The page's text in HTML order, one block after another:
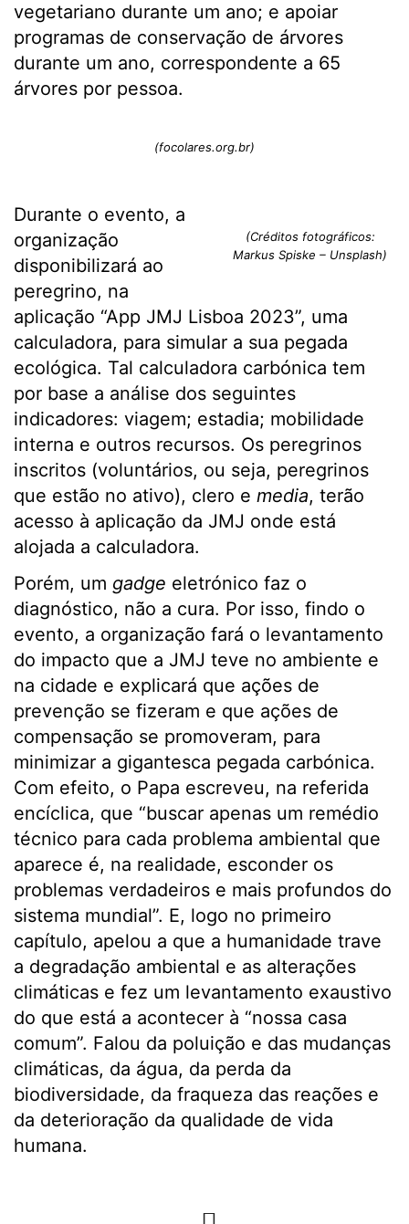
vegetariano durante um ano; e apoiar
programas de conservação de árvores
durante um ano, correspondente a 65
árvores por pessoa.
(focolares.org.br)
(Créditos fotográficos:
Markus Spiske – Unsplash)
Durante o evento, a
organização
disponibilizará ao
peregrino, na
aplicação “App JMJ Lisboa 2023”, uma
calculadora, para simular a sua pegada
ecológica. Tal calculadora carbónica tem
por base a análise dos seguintes
indicadores: viagem; estadia; mobilidade
interna e outros recursos. Os peregrinos
inscritos (voluntários, ou seja, peregrinos
que estão no ativo), clero e media, terão
acesso à aplicação da JMJ onde está
alojada a calculadora.
Porém, um gadge eletrónico faz o
diagnóstico, não a cura. Por isso, findo o
evento, a organização fará o levantamento
do impacto que a JMJ teve no ambiente e
na cidade e explicará que ações de
prevenção se fizeram e que ações de
compensação se promoveram, para
minimizar a gigantesca pegada carbónica.
Com efeito, o Papa escreveu, na referida
encíclica, que “buscar apenas um remédio
técnico para cada problema ambiental que
aparece é, na realidade, esconder os
problemas verdadeiros e mais profundos do
sistema mundial”. E, logo no primeiro
capítulo, apelou a que a humanidade trave
a degradação ambiental e as alterações
climáticas e fez um levantamento exaustivo
do que está a acontecer à “nossa casa
comum”. Falou da poluição e das mudanças
climáticas, da água, da perda da
biodiversidade, da fraqueza das reações e
da deterioração da qualidade de vida
humana.